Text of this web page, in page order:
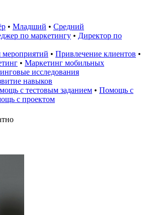
• Младший • Средний
по маркетингу • Директор по
мероприятий • Привлечение клиентов •
• Маркетинг мобильных
исследования
навыков
с тестовым заданием • Помощь с
с проектом